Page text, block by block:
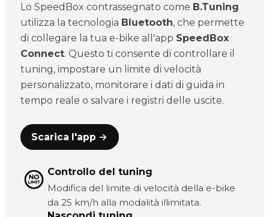
Lo SpeedBox contrassegnato come B.Tuning
utilizza la tecnologia Bluetooth, che permette
di collegare la tua e-bike all'app SpeedBox
Connect. Questo ti consente di controllare il
tuning, impostare un limite di velocità
personalizzato, monitorare i dati di guida in
tempo reale o salvare i registri delle uscite.
Scarica l'app →
Controllo del tuning
Modifica del limite di velocità della e-bike
da 25 km/h alla modalità illimitata.